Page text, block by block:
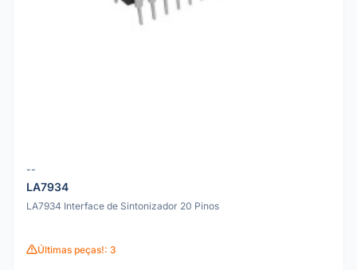
--
LA7934
LA7934 Interface de Sintonizador 20 Pinos
Últimas peças!: 3